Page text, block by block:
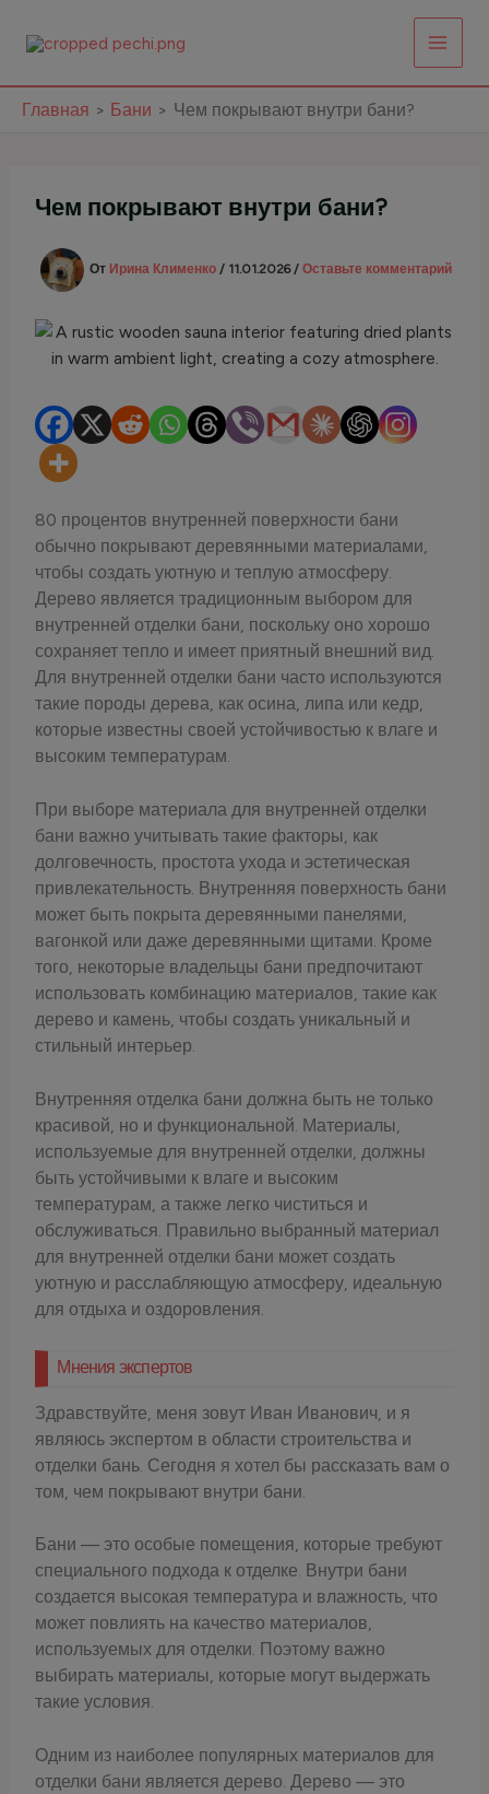
Главная Бани Чем покрывают внутри бани?
Чем покрывают внутри бани?
От Ирина Клименко/ 11.01.2026/Оставьте комментарий
80 процентов внутренней поверхности бани
обычно покрывают деревянными материалами,
чтобы создать уютную и теплую атмосферу.
Дерево является традиционным выбором для
внутренней отделки бани, поскольку оно хорошо
сохраняет тепло и имеет приятный внешний вид.
Для внутренней отделки бани часто используются
такие породы дерева, как осина, липа или кедр,
которые известны своей устойчивостью к влаге и
высоким температурам.
При выборе материала для внутренней отделки
бани важно учитывать такие факторы, как
долговечность, простота ухода и эстетическая
привлекательность. Внутренняя поверхность бани
может быть покрыта деревянными панелями,
вагонкой или даже деревянными щитами. Кроме
того, некоторые владельцы бани предпочитают
использовать комбинацию материалов, такие как
дерево и камень, чтобы создать уникальный и
стильный интерьер.
Внутренняя отделка бани должна быть не только
красивой, но и функциональной. Материалы,
используемые для внутренней отделки, должны
быть устойчивыми к влаге и высоким
температурам, а также легко чиститься и
обслуживаться. Правильно выбранный материал
для внутренней отделки бани может создать
уютную и расслабляющую атмосферу, идеальную
для отдыха и оздоровления.
Мнения экспертов
Здравствуйте, меня зовут Иван Иванович, и я
являюсь экспертом в области строительства и
отделки бань. Сегодня я хотел бы рассказать вам о
том, чем покрывают внутри бани.
Бани — это особые помещения, которые требуют
специального подхода к отделке. Внутри бани
создается высокая температура и влажность, что
может повлиять на качество материалов,
используемых для отделки. Поэтому важно
выбирать материалы, которые могут выдержать
такие условия.
Одним из наиболее популярных материалов для
отделки бани является дерево. Дерево — это